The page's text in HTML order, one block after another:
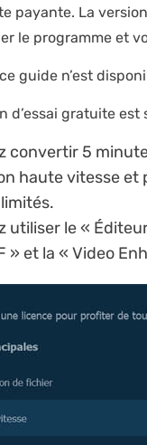
payante. La
le programme et
guide n’est
d’essai gratuite
convertir 5
haute vitesse et
utiliser le «
» et la « Video